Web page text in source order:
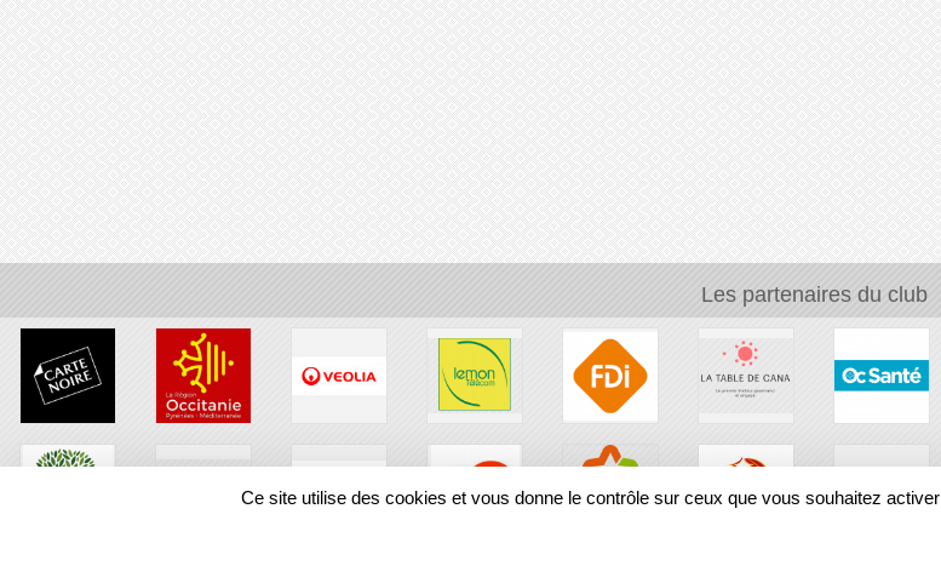
Les partenaires du club
Ce site utilise des cookies et vous donne le contrôle sur ceux que vous souhaitez activer